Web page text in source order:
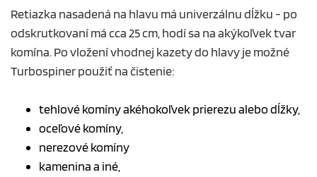
Retiazka nasadená na hlavu má univerzálnu dĺžku - po
odskrutkovaní má cca 25 cm, hodí sa na akýkoľvek tvar
komína. Po vložení vhodnej kazety do hlavy je možné
Turbospiner použiť na čistenie:
tehlové komíny akéhokoľvek prierezu alebo dĺžky,
oceľové komíny,
nerezové komíny
kamenina a iné,